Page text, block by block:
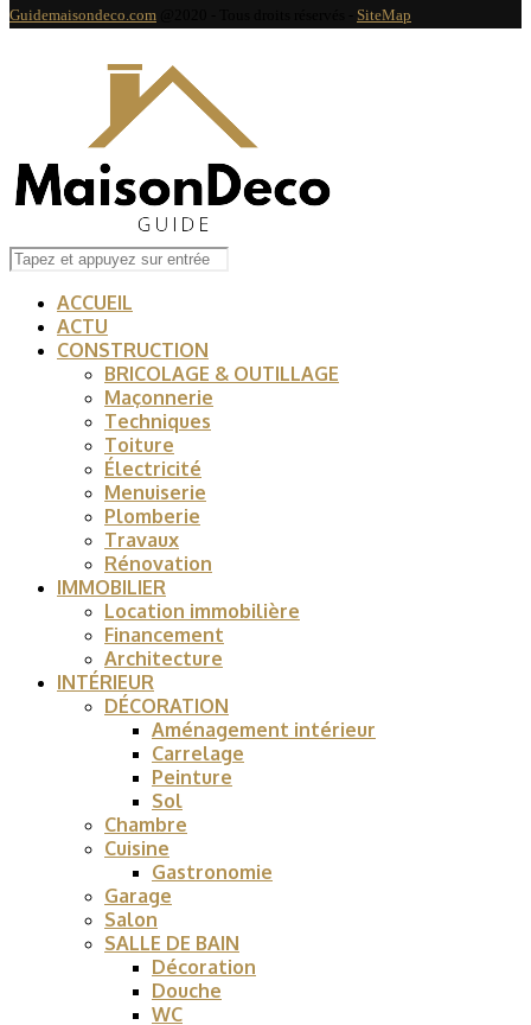
Guidemaisondeco.com SiteMap
ACCUEIL
ACTU
CONSTRUCTION
BRICOLAGE & OUTILLAGE
Maçonnerie
Techniques
Toiture
Électricité
Menuiserie
Plomberie
Travaux
Rénovation
IMMOBILIER
Location immobilière
Financement
Architecture
INTÉRIEUR
DÉCORATION
Aménagement intérieur
Carrelage
Peinture
Sol
Chambre
Cuisine
Gastronomie
Garage
Salon
SALLE DE BAIN
Décoration
Douche
WC